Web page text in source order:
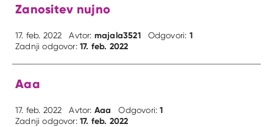
Zanositev nujno
17. feb. 2022 Avtor: majala3521 Odgovori: 1
Zadnji odgovor:17. feb. 2022
Aaa
17. feb. 2022 Avtor: Aaa Odgovori:1
Zadnji odgovor:17. feb. 2022